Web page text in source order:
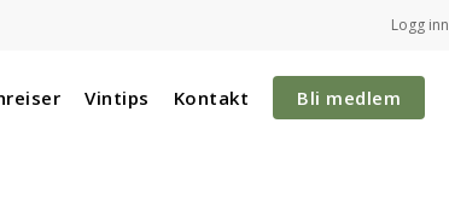
Logg inn
Vintips Kontakt Bli medlem